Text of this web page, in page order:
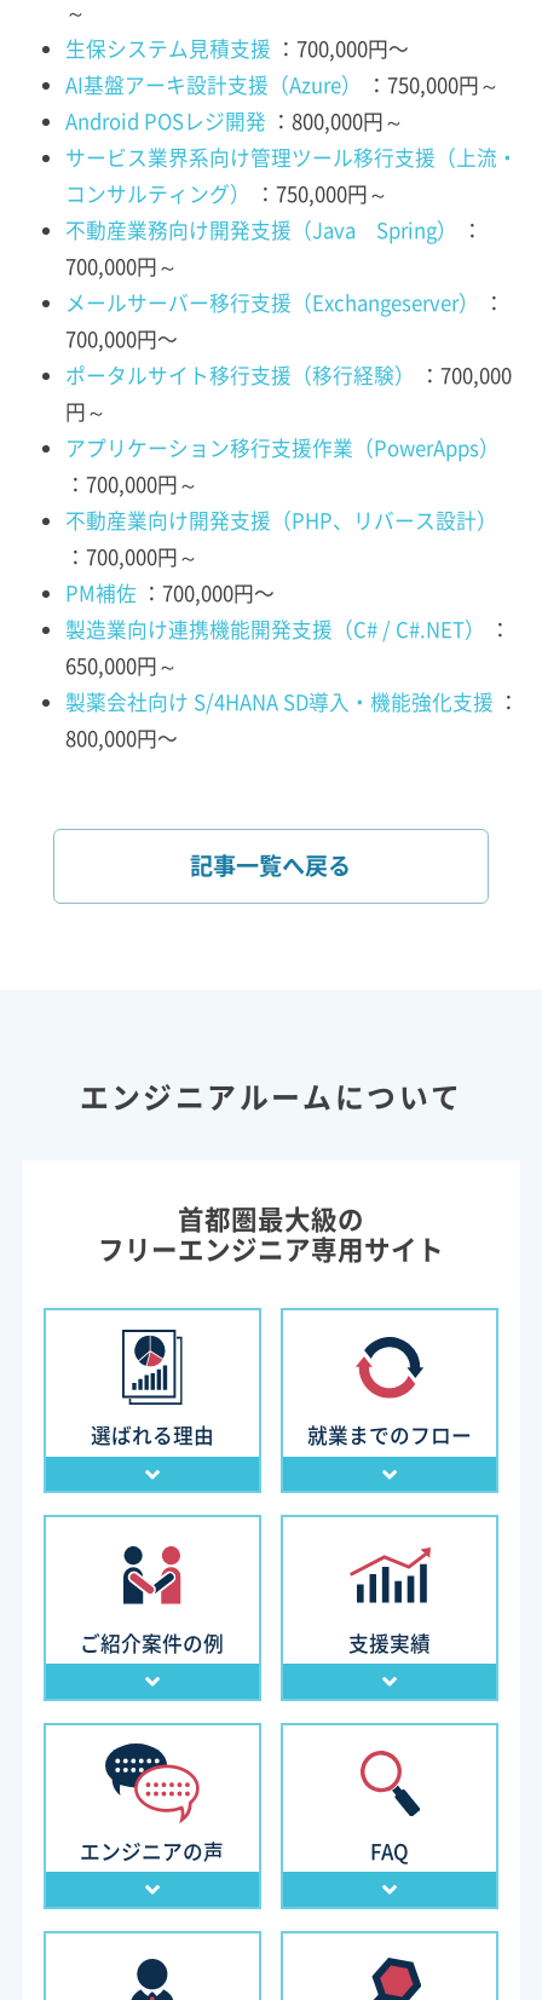
～
生保システム見積支援 ：700,000円〜
AI基盤アーキ設計支援（Azure）
：750,000円～
Android POSレジ開発 ：800,000円～
サービス業界系向け管理ツール移行支援（上流・
コンサルティング）
：750,000円～
不動産業務向け開発支援（Java Spring）
：
700,000円～
メールサーバー移行支援（Exchangeserver）
：
700,000円〜
ポータルサイト移行支援（移行経験）
：700,000
円～
アプリケーション移行支援作業（PowerApps）
：700,000円～
不動産業向け開発支援（PHP、リバース設計）
：700,000円～
PM補佐 ：700,000円〜
製造業向け連携機能開発支援（C# / C#.NET）
：
650,000円～
製薬会社向け S/4HANA SD導入・機能強化支援 ：
800,000円〜
記事一覧へ戻る
エンジニアルームについて
首都圏最大級の
フリーエンジニア専用サイト
選ばれる理由 就業までのフロー
ご紹介案件の例 支援実績
エンジニアの声 FAQ